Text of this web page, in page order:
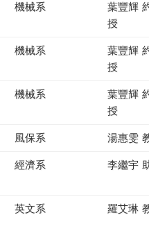
機械系
葉豐輝
授
機械系
葉豐輝
授
機械系
葉豐輝
授
風保系 湯惠雯
經濟系 李繼宇
英文系 羅艾琳